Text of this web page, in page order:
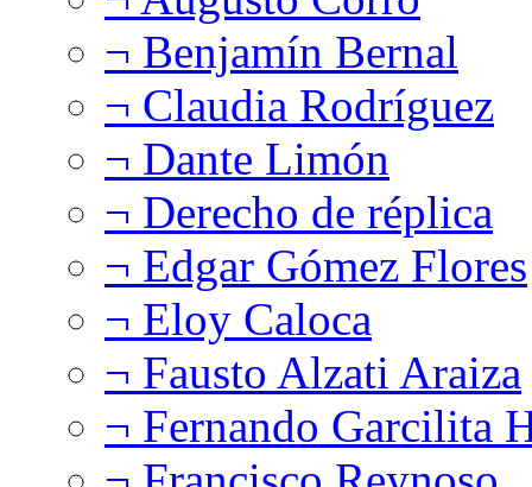
¬ Benjamín Bernal
¬ Claudia Rodríguez
¬ Dante Limón
¬ Derecho de réplica
¬ Edgar Gómez Flores
¬ Eloy Caloca
¬ Fausto Alzati Araiza
¬ Fernando Garcilita